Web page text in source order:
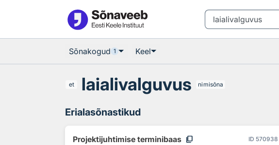
Sõnakogud 1 Keel
et laialivalguvus nimisõna
Erialasõnastikud
Projektijuhtimise terminibaas content_copy ID 570938